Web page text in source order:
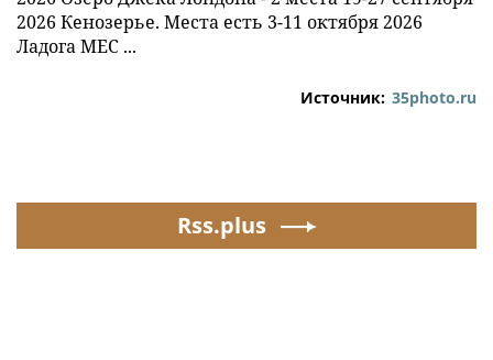
2026 Кенозерье. Места есть 3-11 октября 2026
Ладога МЕС ...
Источник: 35photo.ru
Rss.plus